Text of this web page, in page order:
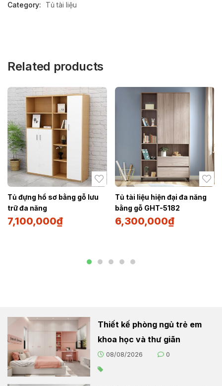
Category:
Tủ tài liệu
Related products
Tủ đựng hồ sơ bằng gỗ lưu
trữ đa năng
7,100,000₫
Tủ tài liệu hiện đại đa năng
bằng gỗ GHT-5182
6,300,000₫
Thiết kế phòng ngủ trẻ em
khoa học và thư giãn
08/08/2026 0